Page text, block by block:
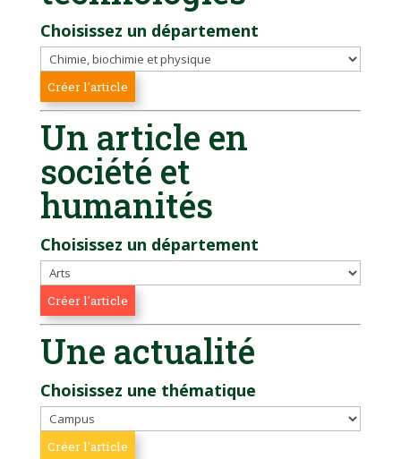
Choisissez un département
Un article en
société et
humanités
Choisissez un département
Une actualité
Choisissez une thématique